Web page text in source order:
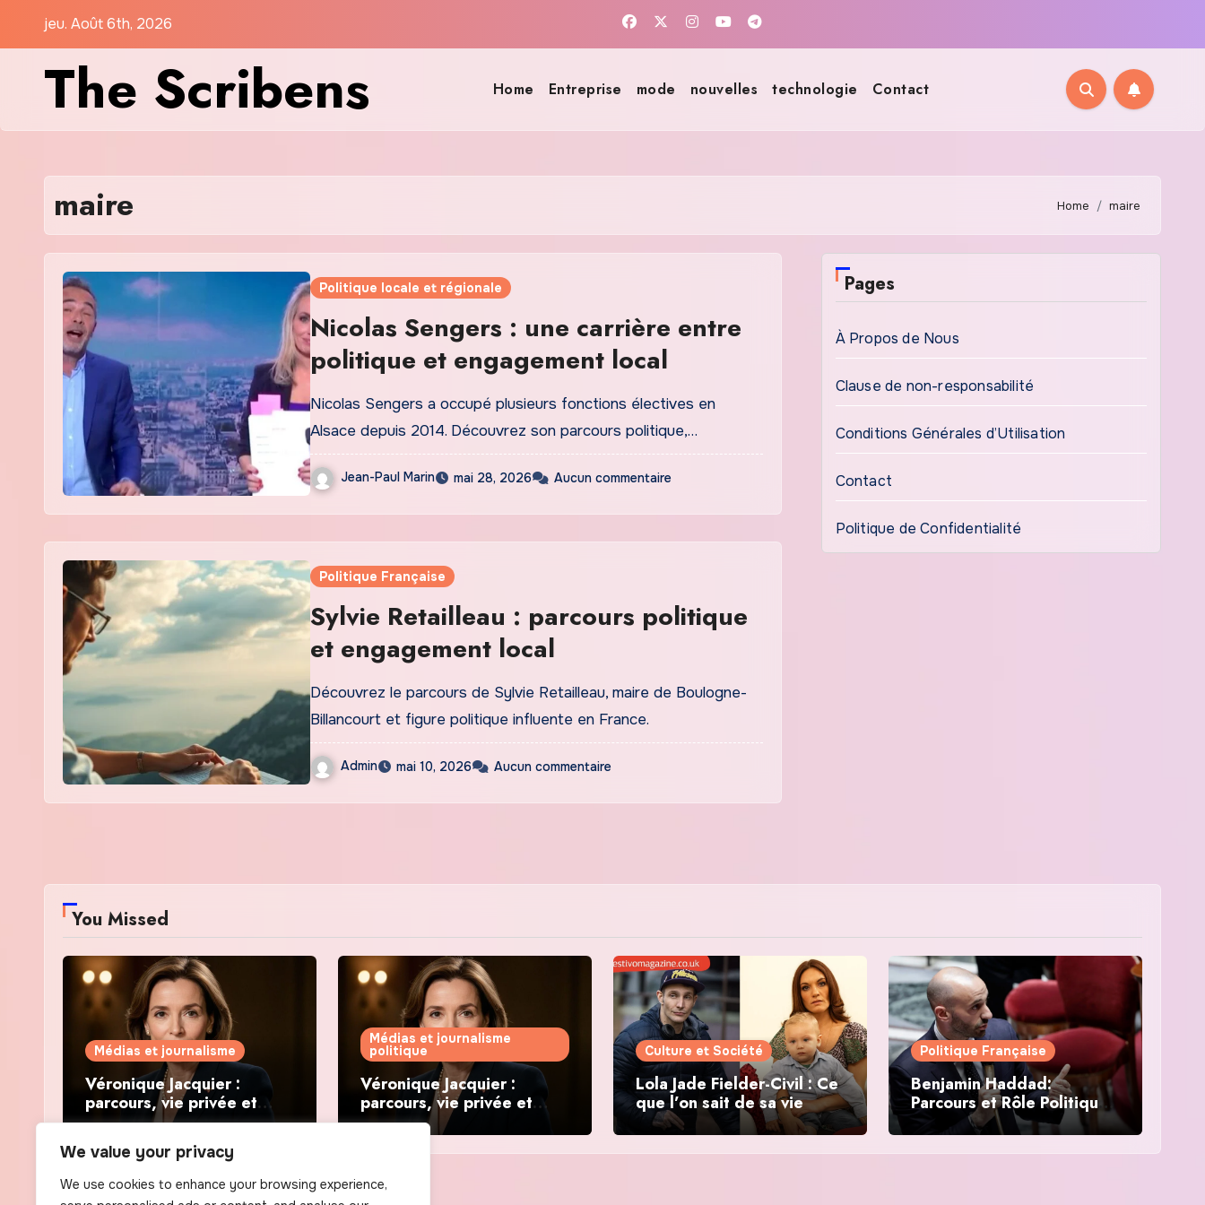
We value your privacy
We use cookies to enhance your browsing experience,
jeu. Août 6th, 2026
The Scribens Home Entreprise mode nouvelles technologie Contact
maire Home maire
Politique locale et régionale
Nicolas Sengers : une carrière entre
politique et engagement local
Nicolas Sengers a occupé plusieurs fonctions électives en
Alsace depuis 2014. Découvrez son parcours politique,…
Jean-Paul Marin mai 28, 2026 Aucun commentaire
Politique Française
Sylvie Retailleau : parcours politique
et engagement local
Découvrez le parcours de Sylvie Retailleau, maire de Boulogne-
Billancourt et figure politique influente en France.
Admin mai 10, 2026 Aucun commentaire
Pages
À Propos de Nous
Clause de non-responsabilité
Conditions Générales d’Utilisation
Contact
Politique de Confidentialité
You Missed
Médias et journalisme
Véronique Jacquier :
parcours, vie privée et
révélations politiques
Médias et journalisme
politique
Véronique Jacquier :
parcours, vie privée et
révélations politiques
Culture et Société
Lola Jade Fielder-Civil : Ce
que l’on sait de sa vie
Politique Française
Benjamin Haddad:
Parcours et Rôle Politique
en France